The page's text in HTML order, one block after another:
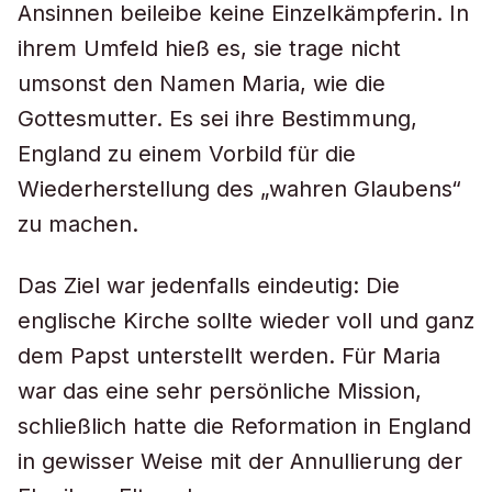
Ansinnen beileibe keine Einzelkämpferin. In
ihrem Umfeld hieß es, sie trage nicht
umsonst den Namen Maria, wie die
Gottesmutter. Es sei ihre Bestimmung,
England zu einem Vorbild für die
Wiederherstellung des „wahren Glaubens“
zu machen.
Das Ziel war jedenfalls eindeutig: Die
englische Kirche sollte wieder voll und ganz
dem Papst unterstellt werden. Für Maria
war das eine sehr persönliche Mission,
schließlich hatte die Reformation in England
in gewisser Weise mit der Annullierung der